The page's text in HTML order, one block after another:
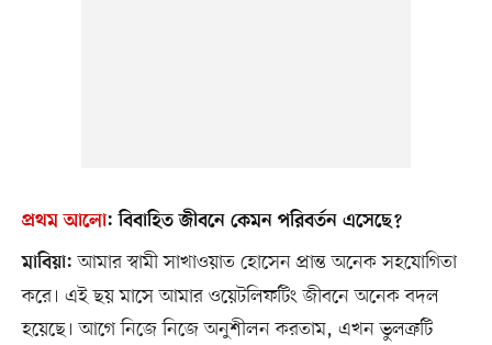
প্রথম আলো:বিবাহিত জীবনে কেমন পরিবর্তন এসেছে?
মাবিয়া: আমার স্বামী সাখাওয়াত হোসেন প্রান্ত অনেক সহযোগিতা
করে। এই ছয় মাসে আমার ওয়েটলিফটিং জীবনে অনেক বদল
হয়েছে। আগে নিজে নিজে অনুশীলন করতাম, এখন ভুলত্রুটি